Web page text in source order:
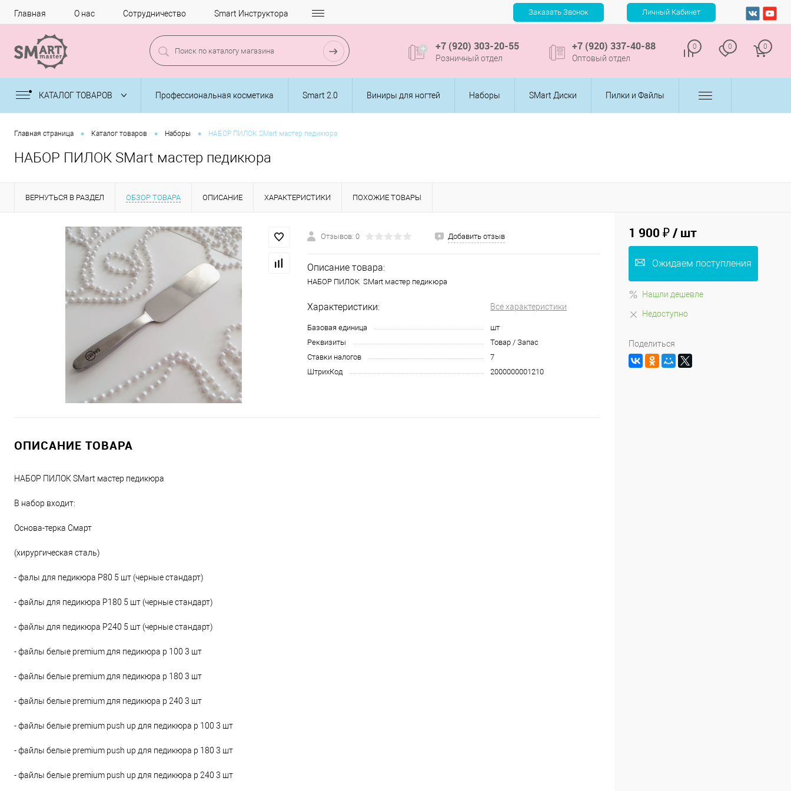
Главная О нас Сотрудничество Smart Инструктора
+7 (920) 303-20-55
Розничный отдел
+7 (920) 337-40-88
Оптовый отдел
0 0 0
КАТАЛОГ ТОВАРОВ Профессиональная косметика Smart 2.0 Виниры для ногтей Наборы SMart Диски Пилки и Файлы
Главная страница • Каталог товаров • Наборы • НАБОР ПИЛОК SMart мастер педикюра
НАБОР ПИЛОК SMart мастер педикюра
ВЕРНУТЬСЯ В РАЗДЕЛ ОБЗОР ТОВАРА ОПИСАНИЕ ХАРАКТЕРИСТИКИ ПОХОЖИЕ ТОВАРЫ
Отзывов: 0 Добавить отзыв
Описание товара:
НАБОР ПИЛОК SMart мастер педикюра
Характеристики: Все характеристики
Базовая единица
шт
Реквизиты
Товар / Запас
Ставки налогов
7
ШтрихКод
2000000001210
ОПИСАНИЕ ТОВАРА
НАБОР ПИЛОК SMart мастер педикюра
В набор входит:
Основа-терка Смарт
(хирургическая сталь)
- фалы для педикюра Р80 5 шт (черные стандарт)
- файлы для педикюра Р180 5 шт (черные стандарт)
- файлы для педикюра Р240 5 шт (черные стандарт)
- файлы белые premium для педикюра р 100 3 шт
- файлы белые premium для педикюра р 180 3 шт
- файлы белые premium для педикюра р 240 3 шт
- файлы белые premium push up для педикюра р 100 3 шт
- файлы белые premium push up для педикюра р 180 3 шт
- файлы белые premium push up для педикюра р 240 3 шт
1 900 ₽/ шт
Ожидаем поступления
Нашли дешевле
Недоступно
Поделиться